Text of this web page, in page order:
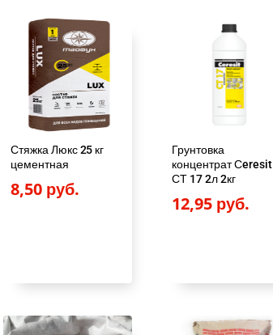
Стяжка Люкс 25 кг
цементная
8,50 руб.
Грунтовка
концентрат Сeresit
СТ 17 2л 2кг
12,95 руб.